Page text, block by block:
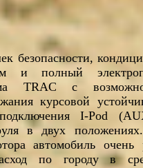
безопасности,
и полный
TRAC с
курсовой
I-Pod
в двух
автомобиль очень
по городу в